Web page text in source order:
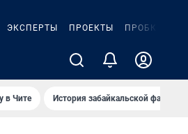
ЭКСПЕРТЫ ПРОЕКТЫ ПРОБКИ
в Чите История забайкальской фамилии